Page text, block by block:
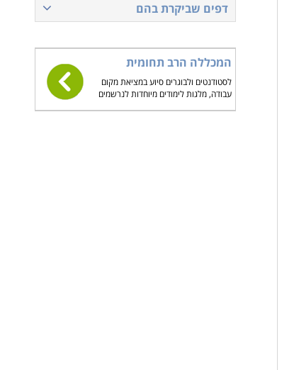
דפים שביקרת בהם
המכללה הרב תחומית
לסטודנטים ולבוגרים סיוע במציאת מקום
עבודה, מלגות לימודים מיוחדות לנרשמים